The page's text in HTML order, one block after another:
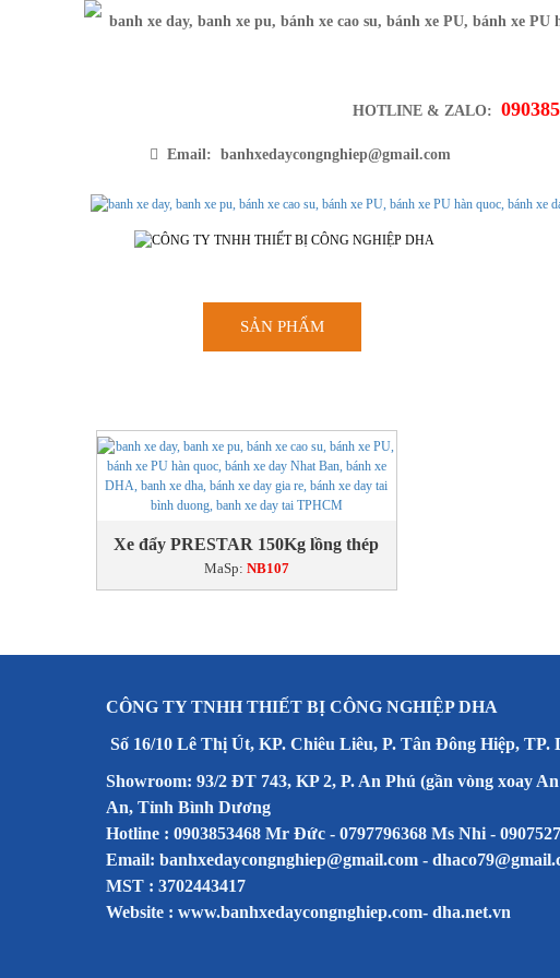
HOTLINE & ZALO:
Email: banhxedaycongnghiep@gmail.com
SẢN PHẨM
Xe đẩy PRESTAR 150Kg lồng thép
MaSp: NB107
CÔNG TY TNHH THIẾT BỊ CÔNG NGHIỆP DHA
Số 16/10 Lê Thị Út, KP. Chiêu Liêu, P. Tân Đông Hiệp,
Showroom: 93/2 ĐT 743, KP 2, P. An Phú (gần vòng xoay
An, Tỉnh Bình Dương
Hotline : 0903853468 Mr Đức - 0797796368 Ms Nhi -
Email: banhxedaycongnghiep@gmail.com -
MST : 3702443417
Website : www.banhxedaycongnghiep.com- dha.net.vn